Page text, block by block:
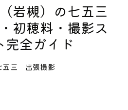
三 出張撮影
岩槻）の七五三
初穂料・撮影ス
完全ガイド